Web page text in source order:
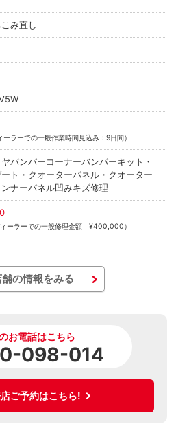
み直し
ーラーでの一般作業時間見込み：9日間）
バンパーコーナーバンパーキット・
ト・クオーターパネル・クオーター
ナーパネル凹みキズ修理
ィーラーでの一般修理金額 ¥400,000）
舗の情報をみる
お電話はこちら
098-014
ご予約はこちら!